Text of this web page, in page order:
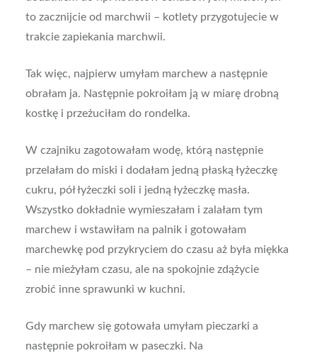
to zacznijcie od marchwii – kotlety przygotujecie w
trakcie zapiekania marchwii.
Tak więc, najpierw umyłam marchew a następnie
obrałam ja. Następnie pokroiłam ją w miarę drobną
kostkę i przeżuciłam do rondelka.
W czajniku zagotowałam wodę, którą następnie
przelałam do miski i dodałam jedną płaską łyżeczkę
cukru, pół łyżeczki soli i jedną łyżeczkę masła.
Wszystko dokładnie wymieszałam i zalałam tym
marchew i wstawiłam na palnik i gotowałam
marchewkę pod przykryciem do czasu aż była miękka
– nie mieżyłam czasu, ale na spokojnie zdążycie
zrobić inne sprawunki w kuchni.
Gdy marchew się gotowała umyłam pieczarki a
następnie pokroiłam w paseczki. Na